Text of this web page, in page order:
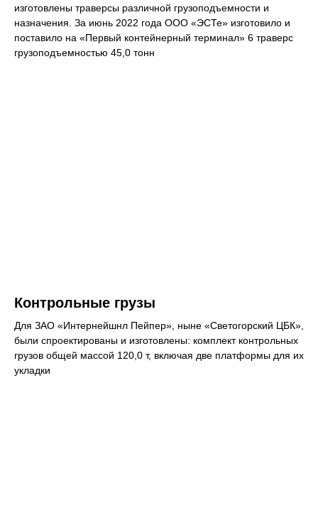
изготовлены траверсы различной грузоподъемности и
назначения. За июнь 2022 года ООО «ЭСТе» изготовило и
поставило на «Первый контейнерный терминал» 6 траверс
грузоподъемностью 45,0 тонн
Контрольные грузы
Для ЗАО «Интернейшнл Пейпер», ныне «Светогорский ЦБК»,
были спроектированы и изготовлены: комплект контрольных
грузов общей массой 120,0 т, включая две платформы для их
укладки